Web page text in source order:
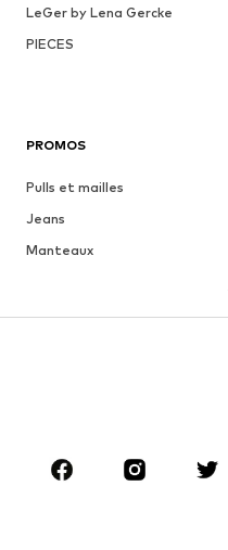
LeGer by Lena Gercke
PIECES
PROMOS
Pulls et mailles
Jeans
Manteaux
Jupes
Accessoires